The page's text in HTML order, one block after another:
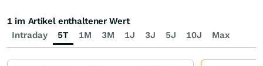
Intraday 5T 1M 3M 1J 3J 5J 10J Max
1 im Artikel enthaltener Wert